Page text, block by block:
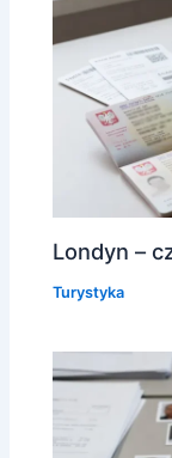
Londyn –
Turystyka